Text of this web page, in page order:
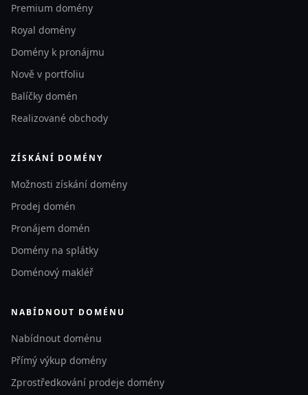
Premium domény
Royal domény
Domény k pronájmu
Nově v portfoliu
Balíčky domén
Realizované obchody
ZÍSKÁNÍ DOMÉNY
Možnosti získání domény
Prodej domén
Pronájem domén
Domény na splátky
Doménový makléř
NABÍDNOUT DOMÉNU
Nabídnout doménu
Přímý výkup domény
Zprostředkování prodeje domény